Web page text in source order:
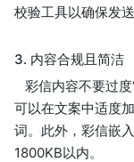
校验工具以确保发送
3. 内容合规且简洁
彩信内容不要过度
可以在文案中适度
词。此外，彩信嵌
1800KB以内。